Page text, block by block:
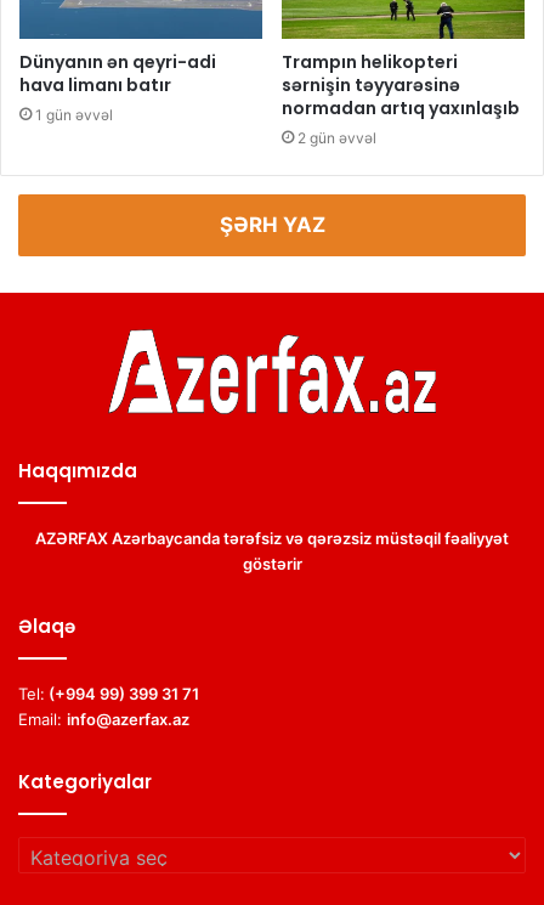
Dünyanın ən qeyri-adi
hava limanı batır
1 gün əvvəl
Trampın helikopteri
sərnişin təyyarəsinə
normadan artıq yaxınlaşıb
2 gün əvvəl
ŞƏRH YAZ
Haqqımızda
AZƏRFAX Azərbaycanda tərəfsiz və qərəzsiz müstəqil fəaliyyət
göstərir
Əlaqə
Tel: (+994 99) 399 31 71
Email: info@azerfax.az
Kategoriyalar
Kategoriyalar